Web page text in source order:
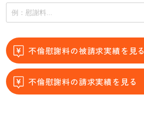
不倫慰謝料の被請求実績を見る
不倫慰謝料の請求実績を見る